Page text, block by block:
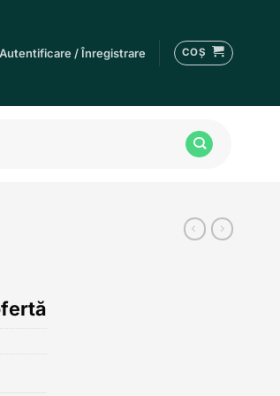
Autentificare / Înregistrare COȘ